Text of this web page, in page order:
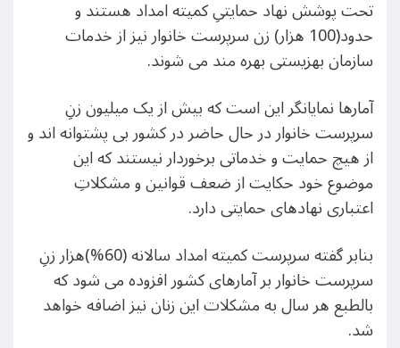
تحت پوشش نهاد حمایتیِ کمیته امداد هستند و
حدود(100 هزار) زن سرپرست خانوار نیز از خدمات
سازمان بهزیستی بهره مند می شوند.
آمارها نمایانگر این است که بیش از یک میلیون زنِ
سرپرست خانوار در حال حاضر در کشور بی پشتوانه اند و
از هیچ حمایت و خدماتی برخوردار نیستند که این
موضوع خود حکایت از ضعف قوانین و مشکلاتِ
اعتباری نهادهای حمایتی دارد.
بنابر گفته سرپرست کمیته امداد سالانه (60%)هزار زنِ
سرپرست خانوار بر آمارهای کشور افزوده می شود که
بالطبع هر سال به مشکلات این زنان نیز اضافه خواهد
شد.